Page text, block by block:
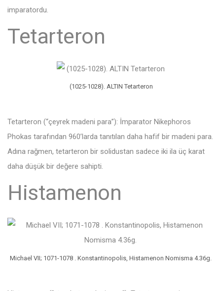
imparatordu.
Tetarteron
(1025-1028). ALTIN ​​Tetarteron
Tetarteron (“çeyrek madeni para”): İmparator Nikephoros
Phokas tarafından 960’larda tanıtılan daha hafif bir madeni para.
Adına rağmen, tetarteron bir solidustan sadece iki ila üç karat
daha düşük bir değere sahipti.
Histamenon
Michael VII; 1071-1078 . Konstantinopolis, Histamenon Nomisma 4.36g.